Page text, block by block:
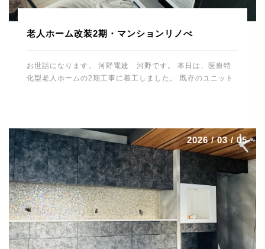
老人ホーム改装2期・マンションリノべ
お世話になります。 河野電建 河野です。 本日は、医療特
化型老人ホームの2期工事に着工しました。 既存のユニット
りがとうございました。 これから仕上げに向け、造作工事
電気工事、給排水工事とスムーズに進めるよう 段取りしてい
きたいと思います。 場所は変わって、大分市内で進行中の
マンションリノベーションはいよいよ最終段階です。 毛足の
長いカーペットを施工。 カーペット工事は職人さんの数も少
なくなっており、 貴重な技術です。綺麗に仕上げていただき
ありがとうございました。 トーヨーキッチンも施工が終わり
一安心。 圧倒的な存在感です。 細心の注意を払っての作業
で最後まで緊張感がありました。 残すはメンテ […]
2026 / 03 / 05